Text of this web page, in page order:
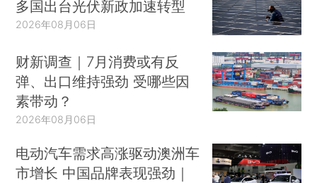
2026年08月06日
多国出台光伏新政加速转型
2026年08月06日
财新调查｜7月消费或有反
素带动？
2026年08月06日